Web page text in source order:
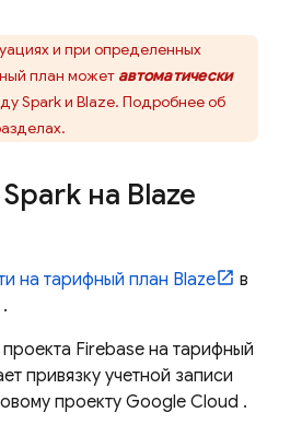
и при определенных
план может автоматически
Spark и Blaze. Подробнее об
на Blaze
на тарифный план Blaze
в
.
Firebase на тарифный
привязку учетной записи
проектуGoogle Cloud .